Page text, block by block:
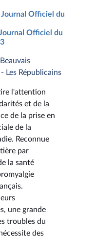
Officiel du
Officiel du
Les Républicains
l'attention
et de la
de la prise en
de la
Reconnue
par
la santé
une grande
troubles du
des